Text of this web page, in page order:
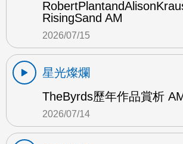
RisingSand AM
2026/07/15
星光燦爛
TheByrds歷年作品賞析
2026/07/14